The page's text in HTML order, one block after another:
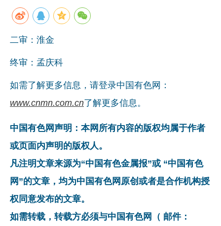
企业文化
二审：淮金
终审：孟庆科
如需了解更多信息，请登录中国有色网：
www.cnmn.com.cn了解更多信息。
中国有色网声明：本网所有内容的版权均属于作者
或页面内声明的版权人。
凡注明文章来源为“中国有色金属报”或 “中国有色
网”的文章，均为中国有色网原创或者是合作机构授
权同意发布的文章。
如需转载，转载方必须与中国有色网（ 邮件：